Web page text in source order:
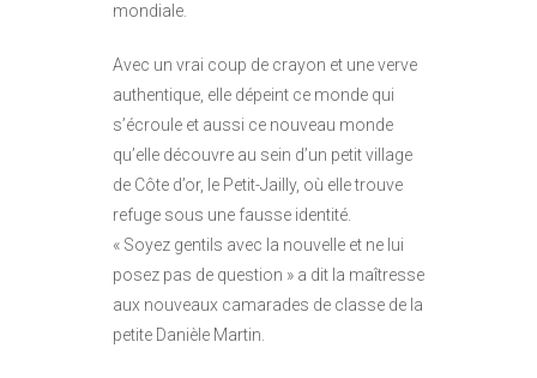
mondiale.
Avec un vrai coup de crayon et une verve
authentique, elle dépeint ce monde qui
s’écroule et aussi ce nouveau monde
qu’elle découvre au sein d’un petit village
de Côte d’or, le Petit-Jailly, où elle trouve
refuge sous une fausse identité.
« Soyez gentils avec la nouvelle et ne lui
posez pas de question » a dit la maîtresse
aux nouveaux camarades de classe de la
petite Danièle Martin.